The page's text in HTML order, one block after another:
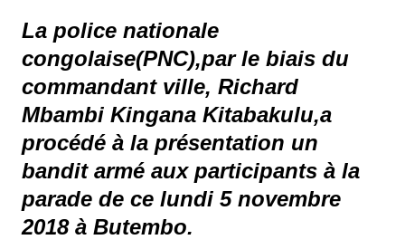
La police nationale
congolaise(PNC),par le biais du
commandant ville, Richard
Mbambi Kingana Kitabakulu,a
procédé à la présentation un
bandit armé aux participants à la
parade de ce lundi 5 novembre
2018 à Butembo.